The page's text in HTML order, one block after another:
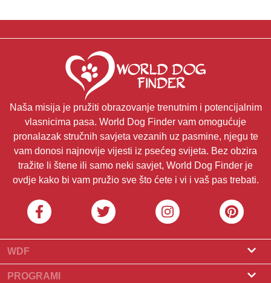
Naša misija je pružiti obrazovanje trenutnim i potencijalnim
vlasnicima pasa. World Dog Finder vam omogućuje
pronalazak stručnih savjeta vezanih uz pasmine, njegu te
vam donosi najnovije vijesti iz psećeg svijeta. Bez obzira
tražite li štene ili samo neki savjet, World Dog Finder je
ovdje kako bi vam pružio sve što ćete i vi i vaš pas trebati.
WDF
O nama
PROGRAMI